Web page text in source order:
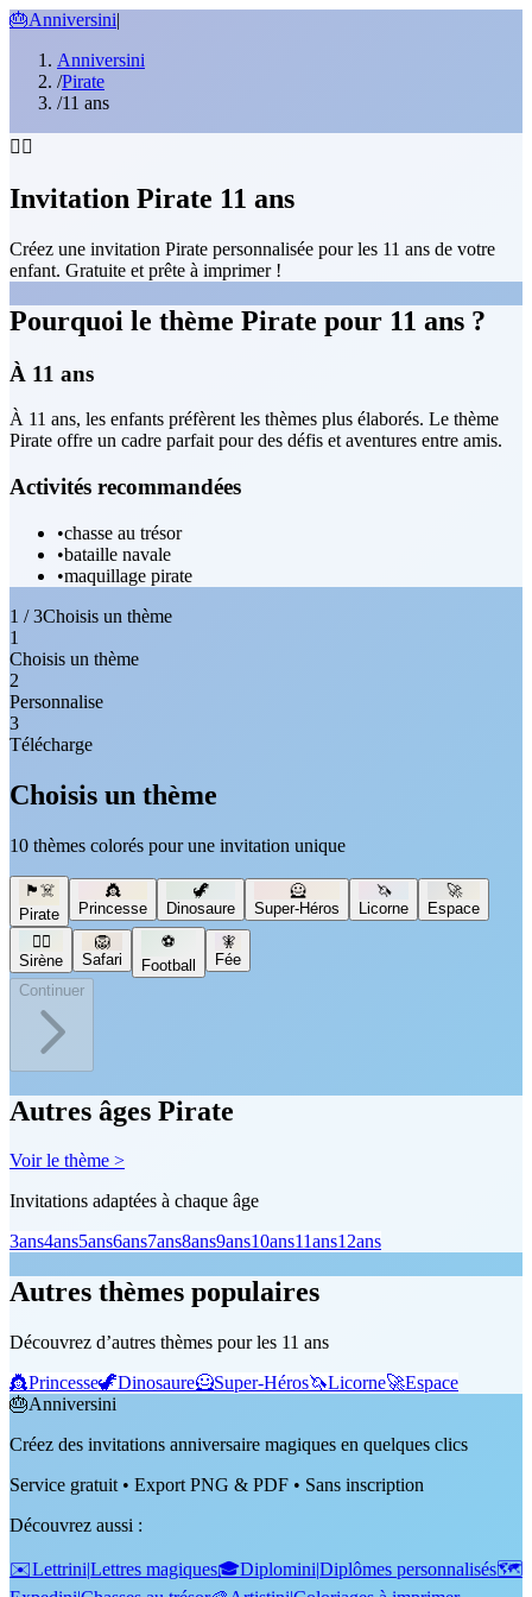
🎂Anniversini|
Anniversini
/Pirate
/11 ans
🏴‍☠️
Invitation Pirate 11 ans
Créez une invitation Pirate personnalisée pour les 11 ans de votre
enfant. Gratuite et prête à imprimer !
Pourquoi le thème Pirate pour 11 ans ?
À 11 ans
À 11 ans, les enfants préfèrent les thèmes plus élaborés. Le thème
Pirate offre un cadre parfait pour des défis et aventures entre amis.
Activités recommandées
•chasse au trésor
•bataille navale
•maquillage pirate
1 / 3Choisis un thème
1
Choisis un thème
2
Personnalise
3
Télécharge
Choisis un thème
10 thèmes colorés pour une invitation unique
🏴‍☠️
Pirate
👸
Princesse
🦖
Dinosaure
🦸
Super-Héros
🦄
Licorne
🚀
Espace
🧜‍♀️
Sirène
🦁
Safari
⚽
Football
🧚
Fée
Continuer
Autres âges Pirate
Voir le thème >
Invitations adaptées à chaque âge
3ans4ans5ans6ans7ans8ans9ans10ans11ans12ans
Autres thèmes populaires
Découvrez d’autres thèmes pour les 11 ans
👸Princesse🦖Dinosaure🦸Super-Héros🦄Licorne🚀Espace
🎂Anniversini
Créez des invitations anniversaire magiques en quelques clics
Service gratuit • Export PNG & PDF • Sans inscription
Découvrez aussi :
✉️Lettrini|Lettres magiques🎓Diplomini|Diplômes personnalisés🗺️